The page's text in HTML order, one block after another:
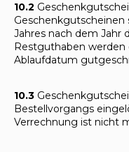
10.2
Geschenkgutscheinen
Jahres nach dem Jahr
Restguthaben
Ablaufdatum
10.3
Bestellvorgangs
Verrechnung ist nicht